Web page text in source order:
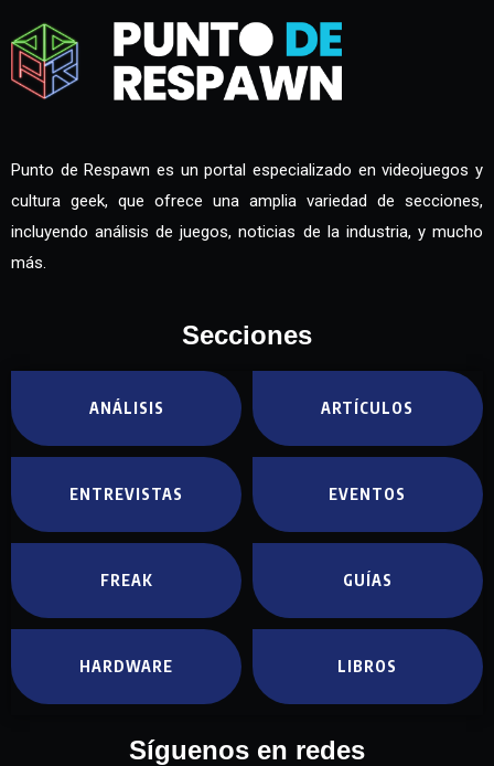
Punto de Respawn es un portal especializado en videojuegos y
cultura geek, que ofrece una amplia variedad de secciones,
incluyendo análisis de juegos, noticias de la industria, y mucho
más.
Secciones
ANÁLISIS ARTÍCULOS
ENTREVISTAS EVENTOS
FREAK GUÍAS
HARDWARE LIBROS
Síguenos en redes